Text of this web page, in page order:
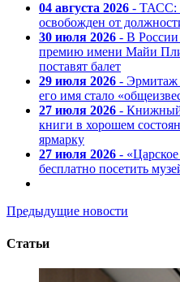
04 августа 2026 - ТАСС:
освобожден от
30 июля 2026 - В
премию имени Майи
поставят балет
29 июля 2026 - Эрмитаж
его имя стало
27 июля 2026 - Книжный
книги в хорошем
ярмарку
27 июля 2026 -
бесплатно посетить
Предыдущие новости
Статьи